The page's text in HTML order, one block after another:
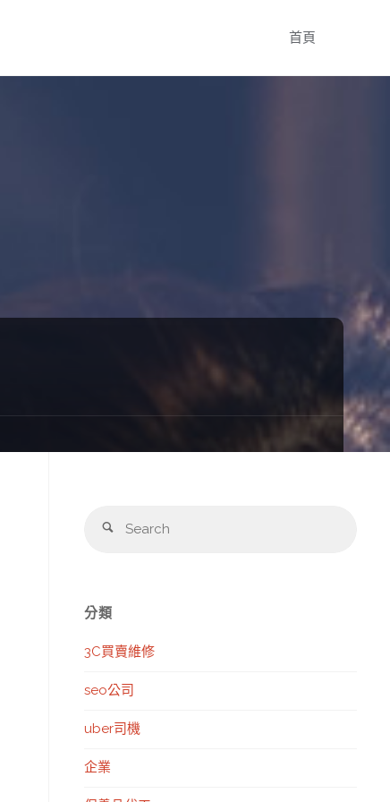
首頁
Search
分類
3C買賣維修
seo公司
uber司機
企業